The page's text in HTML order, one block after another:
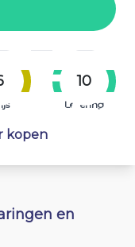
10
Levering
kopen
en